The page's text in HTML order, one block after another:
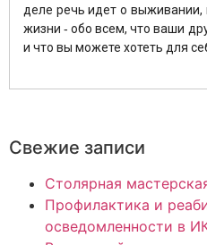
деле речь идет о
жизни ‑ обо всем, что ваши
и что вы можете хотеть для
Свежие записи
Столярная
Профилактика и
осведомленности в